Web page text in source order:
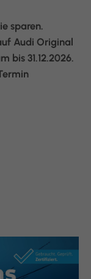
sparen.
Audi Original
bis 31.12.2026.